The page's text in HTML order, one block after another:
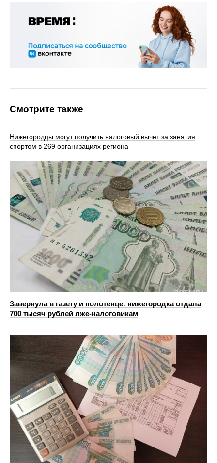
Смотрите также
Нижегородцы могут получить налоговый вычет за занятия
спортом в 269 организациях региона
Завернула в газету и полотенце: нижегородка отдала
700 тысяч рублей лже-налоговикам